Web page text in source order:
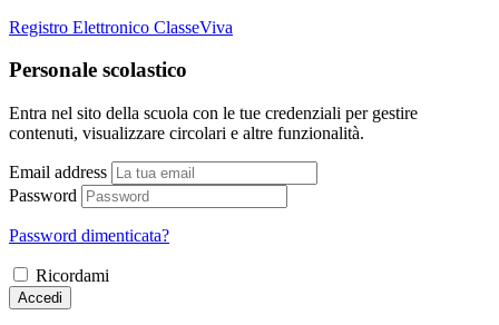
Registro Elettronico ClasseViva
Personale scolastico
Entra nel sito della scuola con le tue credenziali per gestire
contenuti, visualizzare circolari e altre funzionalità.
Email address
Password
Password dimenticata?
Ricordami
Accedi